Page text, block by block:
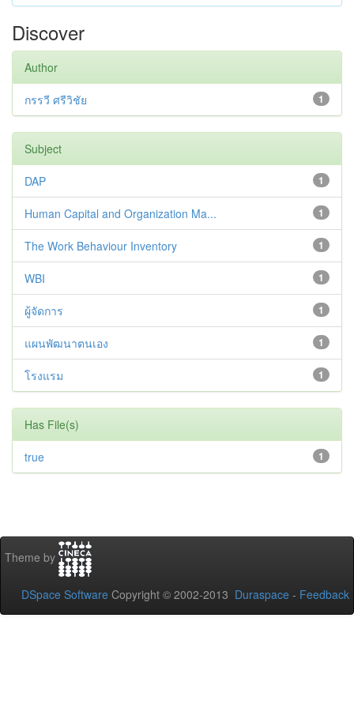
Discover
Author
1
กรรวี ศรีวิชัย
Subject
1
DAP
1
Human Capital and Organization Ma...
1
The Work Behaviour Inventory
1
WBI
1
ผู้จัดการ
1
แผนพัฒนาตนเอง
1
โรงแรม
Has File(s)
1
true
Theme by
DSpace Software Copyright © 2002-2013 Duraspace - Feedback